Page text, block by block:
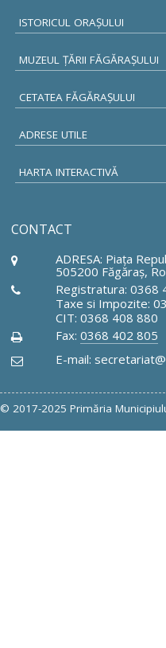
ISTORICUL ORAŞULUI
MUZEUL ŢĂRII FĂGĂRAŞULUI
CETATEA FĂGĂRAŞULUI
ADRESE UTILE
HARTA INTERACTIVĂ
CONTACT
ADRESA: Piaţa
505200 Făgăraş,
Registratura: 0368
Taxe si Impozite:
CIT: 0368 408 880
Fax: 0368 402 805
E-mail:
© 2017-2025 Primăria